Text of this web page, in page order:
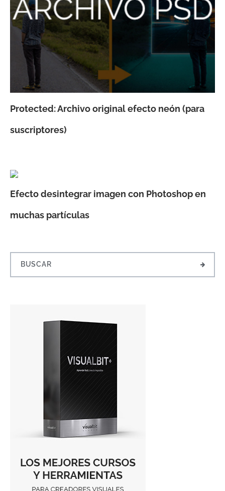
Protected: Archivo original efecto neón (para
suscriptores)
Efecto desintegrar imagen con Photoshop en
muchas partículas